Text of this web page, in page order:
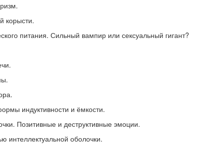
корысти.
питания. Сильный вампир или сексуальный гигант?
индуктивности и ёмкости.
Позитивные и деструктивные эмоции.
интеллектуальной оболочки.